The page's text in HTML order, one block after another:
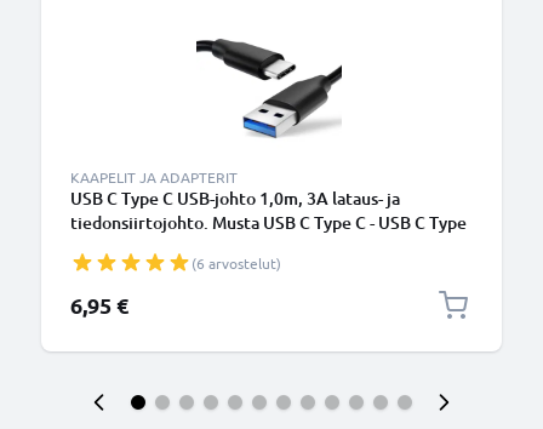
KAAPELIT JA ADAPTERIT
USB C Type C USB-johto 1,0m, 3A lataus- ja
tiedonsiirtojohto. Musta USB C Type C - USB C Type
(6 arvostelut)
6,95 €